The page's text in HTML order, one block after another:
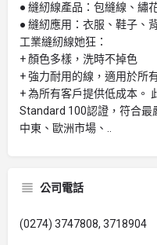
● 縫紉線產品：包縫線、繡
● 縫紉應用：衣服、鞋子、背
工業縫紉線她狂：
+ 顏色多樣，洗時不掉色
+ 強力耐用的線，適用於所
+ 為所有客戶提供低成本。
Standard 100認證，符合最
中東、歐洲市場、..
公司電話
(0274) 3747808, 3718904